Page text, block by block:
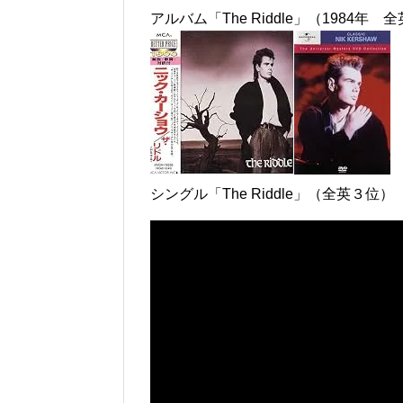
アルバム「The Riddle」（1984年 全
シングル「The Riddle」（全英３位）